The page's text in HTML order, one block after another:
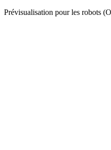
Prévisualisation pour les robots